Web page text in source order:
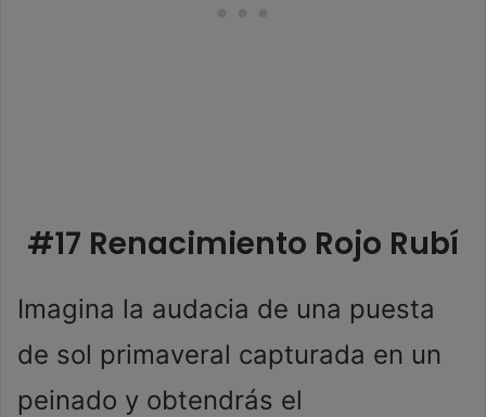
#17 Renacimiento Rojo Rubí
Imagina la audacia de una puesta
de sol primaveral capturada en un
peinado y obtendrás el